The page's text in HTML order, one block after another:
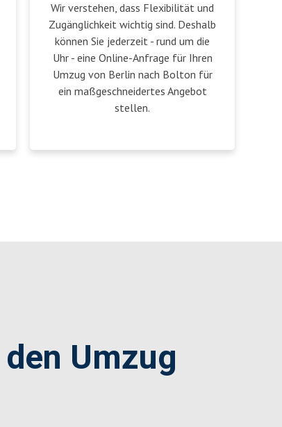
Wir verstehen, dass Flexibilität und
Zugänglichkeit wichtig sind. Deshalb
können Sie jederzeit - rund um die
Uhr - eine Online-Anfrage für Ihren
Umzug von Berlin nach Bolton für
ein maßgeschneidertes Angebot
stellen.
Umzug